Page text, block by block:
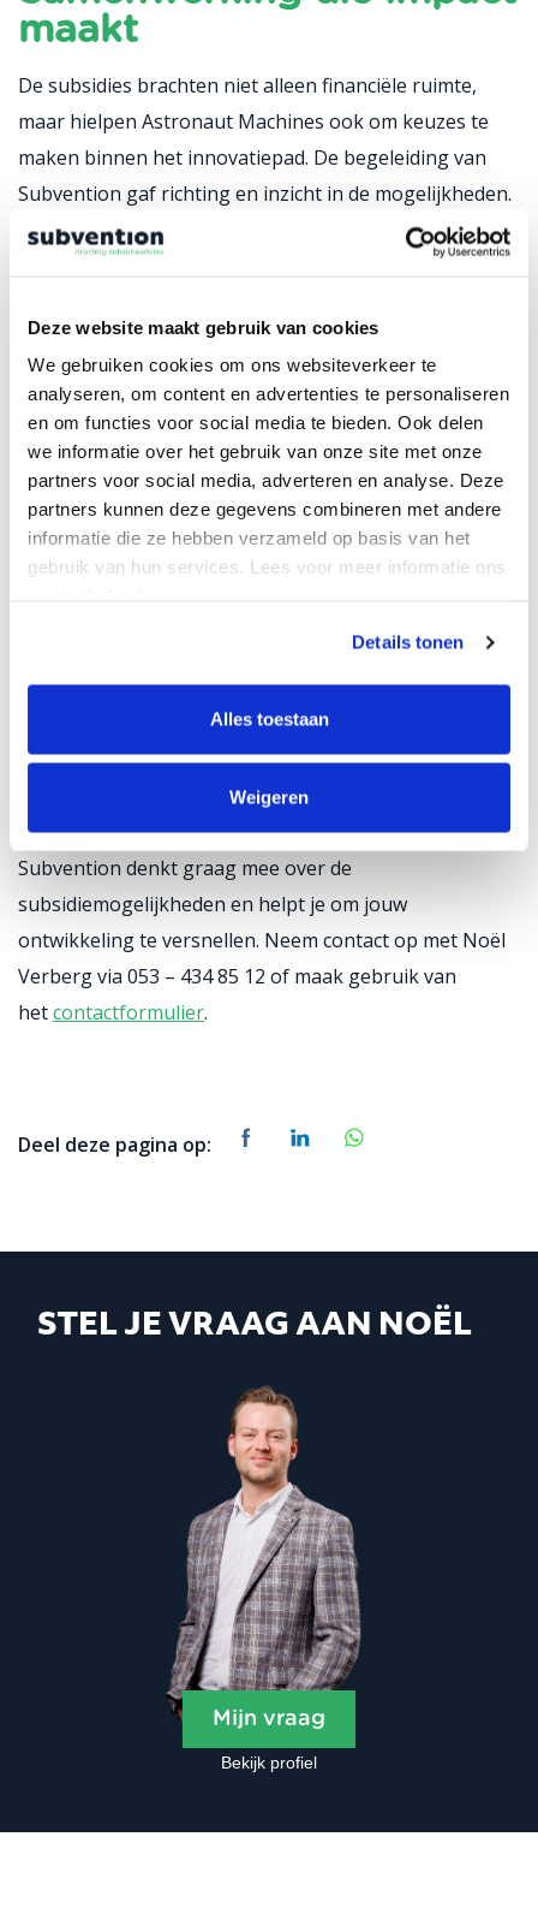
Deze website maakt gebruik van cookies
We gebruiken cookies om ons websiteverkeer te
analyseren, om content en advertenties te personaliseren
en om functies voor social media te bieden. Ook delen
we informatie over het gebruik van onze site met onze
partners voor social media, adverteren en analyse. Deze
partners kunnen deze gegevens combineren met andere
informatie die ze hebben verzameld op basis van het
gebruik van hun services. Lees voor meer informatie ons
Details tonen
Alles toestaan
Weigeren
maakt
De subsidies brachten niet alleen financiële ruimte,
maar hielpen Astronaut Machines ook om keuzes te
maken binnen het innovatiepad. De begeleiding van
Subvention gaf richting en inzicht in de mogelijkheden.
Benjamin Alderse Baas, Cofounder en CINO van
“Met Subvention hebben we het
mogelijkheden gecreëerd. Samen maken we dromen
waar!”
Benjamin over de samenwerking:
“Door het advies van Subvention hebben we helder
inzicht gekregen in de mogelijkheden binnen het
subsidielandschap. Dit heeft nieuwe deuren voor ons
Je eigen productieproces
verduurzamen of
vernieuwen?
Werk je aan een innovatie binnen de industrie?
Subvention denkt graag mee over de
subsidiemogelijkheden en helpt je om jouw
ontwikkeling te versnellen. Neem contact op met Noël
Verberg via 053 – 434 85 12 of maak gebruik van
hetcontactformulier.
Deel deze pagina op:
STEL JE VRAAG AAN NOËL
Mijn vraag
Bekijk profiel